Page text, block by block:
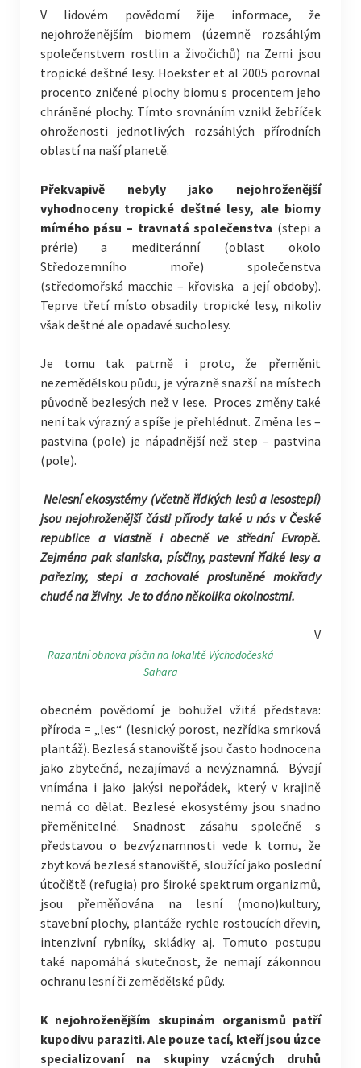
V lidovém povědomí žije informace, že
nejohroženějším biomem (územně rozsáhlým
společenstvem rostlin a živočichů) na Zemi jsou
tropické deštné lesy. Hoekster et al 2005 porovnal
procento zničené plochy biomu s procentem jeho
chráněné plochy. Tímto srovnáním vznikl žebříček
ohroženosti jednotlivých rozsáhlých přírodních
oblastí na naší planetě.
Překvapivě nebyly jako nejohroženější
vyhodnoceny tropické deštné lesy, ale biomy
mírného pásu – travnatá společenstva (stepi a
prérie) a mediteránní (oblast okolo
Středozemního moře) společenstva
(středomořská macchie – křoviska a její obdoby).
Teprve třetí místo obsadily tropické lesy, nikoliv
však deštné ale opadavé sucholesy.
Je tomu tak patrně i proto, že přeměnit
nezemědělskou půdu, je výrazně snazší na místech
původně bezlesých než v lese. Proces změny také
není tak výrazný a spíše je přehlédnut. Změna les –
pastvina (pole) je nápadnější než step – pastvina
(pole).
Nelesní ekosystémy (včetně řídkých lesů a lesostepí)
jsou nejohroženější části přírody také u nás v České
republice a vlastně i obecně ve střední Evropě.
Zejména pak slaniska, písčiny, pastevní řídké lesy a
pařeziny, stepi a zachovalé prosluněné mokřady
chudé na živiny. Je to dáno několika okolnostmi.
Razantní obnova písčin na lokalitě Východočeská
Sahara
V
obecném povědomí je bohužel vžitá představa:
příroda = „les“ (lesnický porost, nezřídka smrková
plantáž). Bezlesá stanoviště jsou často hodnocena
jako zbytečná, nezajímavá a nevýznamná. Bývají
vnímána i jako jakýsi nepořádek, který v krajině
nemá co dělat. Bezlesé ekosystémy jsou snadno
přeměnitelné. Snadnost zásahu společně s
představou o bezvýznamnosti vede k tomu, že
zbytková bezlesá stanoviště, sloužící jako poslední
útočiště (refugia) pro široké spektrum organizmů,
jsou přeměňována na lesní (mono)kultury,
stavební plochy, plantáže rychle rostoucích dřevin,
intenzivní rybníky, skládky aj. Tomuto postupu
také napomáhá skutečnost, že nemají zákonnou
ochranu lesní či zemědělské půdy.
K nejohroženějším skupinám organismů patří
kupodivu paraziti. Ale pouze tací, kteří jsou úzce
specializovaní na skupiny vzácných druhů